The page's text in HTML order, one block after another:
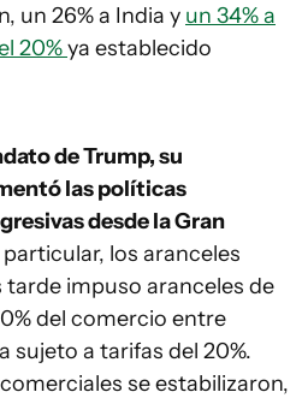
un 26% a India y un 34% a
20%ya establecido
de Trump, su
las políticas
desde la Gran
particular, los aranceles
impuso aranceles de
del comercio entre
sujeto a tarifas del 20%.
se estabilizaron,